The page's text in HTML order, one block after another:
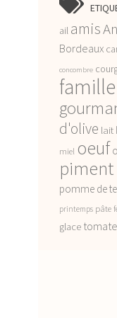
ail amis
Bordeaux
concombre
famille
d'olive lait
miel oeuf
piment
pomme de
printemps pâte
glace tomate